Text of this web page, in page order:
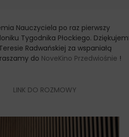
Nauczyciela po raz pierwszy
Tygodnika Płockiego.
Radwańskiej za wspaniałą
do NoveKino Przedwiośnie !
LINK DO ROZMOWY